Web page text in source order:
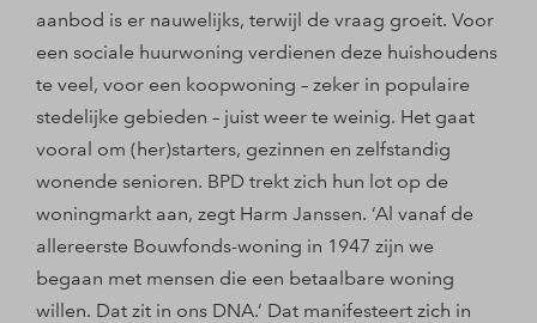
aanbod is er nauwelijks, terwijl de vraag groeit. Voor
een sociale huurwoning verdienen deze huishoudens
te veel, voor een koopwoning – zeker in populaire
stedelijke gebieden – juist weer te weinig. Het gaat
vooral om (her)starters, gezinnen en zelfstandig
wonende senioren. BPD trekt zich hun lot op de
woningmarkt aan, zegt Harm Janssen. ‘Al vanaf de
allereerste Bouwfonds-woning in 1947 zijn we
begaan met mensen die een betaalbare woning
willen. Dat zit in ons DNA.’ Dat manifesteert zich in